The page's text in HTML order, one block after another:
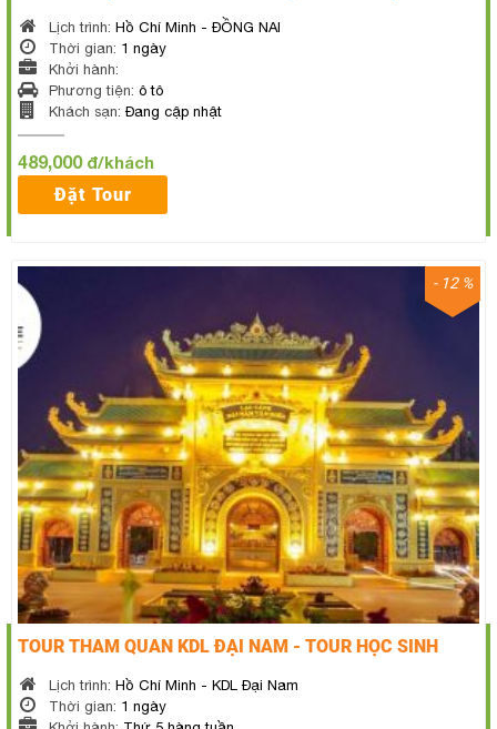
Lịch trình: Hồ Chí Minh - ĐỒNG NAI
Thời gian: 1 ngày
Khởi hành:
Phương tiện: ô tô
Khách sạn: Đang cập nhật
489,000 đ/khách
Đặt Tour
- 12 %
TOUR THAM QUAN KDL ĐẠI NAM - TOUR HỌC SINH
Lịch trình: Hồ Chí Minh - KDL Đại Nam
Thời gian: 1 ngày